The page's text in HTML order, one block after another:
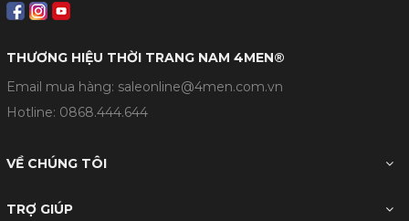
THƯƠNG HIỆU THỜI TRANG NAM 4MEN®
Email mua hàng: saleonline@4men.com.vn
Hotline: 0868.444.644
VỀ CHÚNG TÔI
TRỢ GIÚP